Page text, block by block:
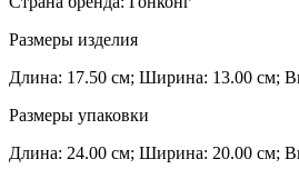
Размеры изделия
Длина: 17.50 см; Ширина: 13.00 см;
Размеры упаковки
Длина: 24.00 см; Ширина: 20.00 см;